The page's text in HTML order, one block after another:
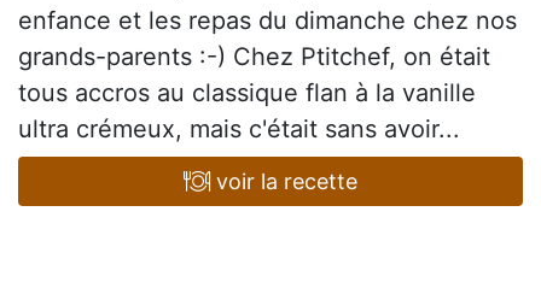
enfance et les repas du dimanche chez nos
grands-parents :-) Chez Ptitchef, on était
tous accros au classique flan à la vanille
ultra crémeux, mais c'était sans avoir...
voir la recette